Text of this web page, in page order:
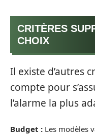
CRITÈRES
CHOIX
Il existe d’autres
compte pour
l’alarme la plus
Budget : Les modèles